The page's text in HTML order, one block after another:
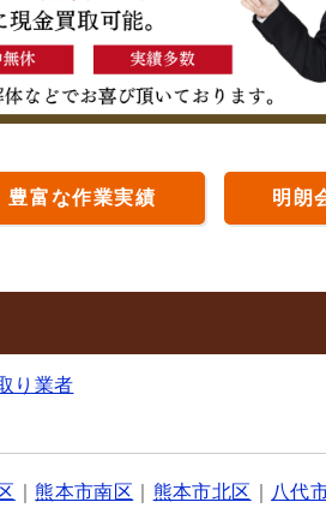
豊富な作業実績 明朗
り業者
｜熊本市南区 熊本市北区 八代